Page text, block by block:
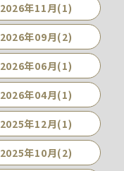
2026年11月(1)
2026年09月(2)
2026年06月(1)
2026年04月(1)
2025年12月(1)
2025年10月(2)